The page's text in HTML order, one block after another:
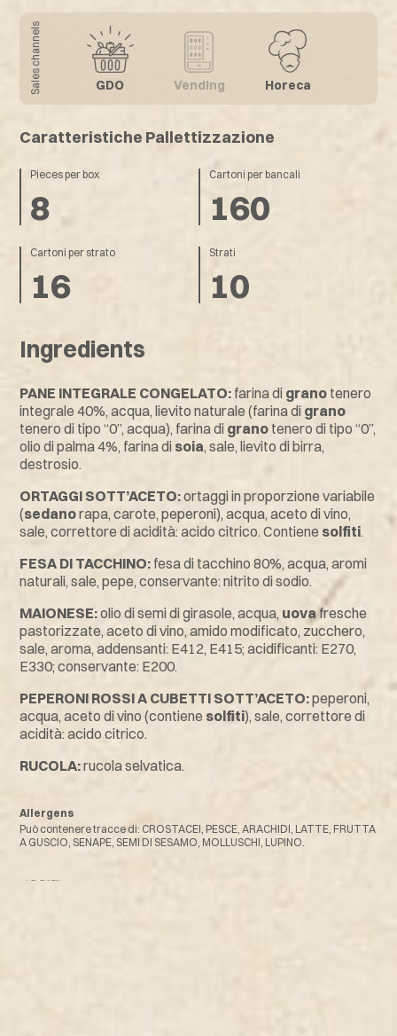
Sales channels GDO Vending Horeca
Ingredients
PANE INTEGRALE CONGELATO: farina di grano tenero
integrale 40%, acqua, lievito naturale (farina di grano
tenero di tipo “0”, acqua), farina di grano tenero di tipo “0”,
olio di palma 4%, farina di soia, sale, lievito di birra,
destrosio.
ORTAGGI SOTT’ACETO:ortaggi in proporzione variabile
(sedanorapa, carote, peperoni), acqua, aceto di vino,
sale, correttore di acidità: acido citrico. Contiene solfiti.
FESA DI TACCHINO: fesa di tacchino 80%, acqua, aromi
naturali, sale, pepe, conservante: nitrito di sodio.
MAIONESE:olio di semi di girasole, acqua, uovafresche
pastorizzate, aceto di vino, amido modificato, zucchero,
sale, aroma, addensanti: E412, E415; acidificanti: E270,
E330; conservante: E200.
PEPERONI ROSSI A CUBETTI SOTT’ACETO:peperoni,
acqua, aceto di vino (contiene solfiti), sale, correttore di
acidità: acido citrico.
RUCOLA:rucola selvatica.
Allergens
Può contenere tracce di: CROSTACEI, PESCE, ARACHIDI, LATTE, FRUTTA
A GUSCIO, SENAPE, SEMI DI SESAMO, MOLLUSCHI, LUPINO.
Caratteristiche Pallettizzazione
Pieces per box
8
Cartoni per bancali
160
Cartoni per strato
16
Strati
10